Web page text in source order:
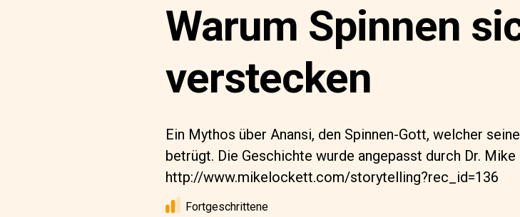
Warum Spinnen
verstecken
Ein Mythos über Anansi, den Spinnen-Gott, welcher
betrügt. Die Geschichte wurde angepasst durch Dr.
http://www.mikelockett.com/storytelling?rec_id=136
Fortgeschrittene